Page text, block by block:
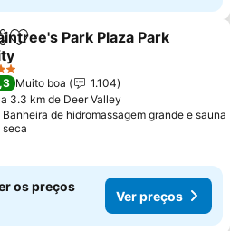
Adicionar aos favoritos
Park Plaza Park
preços
Muito boa
1.104
a 3.3 km de Deer Valley
Banheira de hidromassagem grande e sauna
seca
os preços
Ver preços